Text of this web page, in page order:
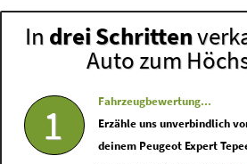
In drei Schritten
Auto zum
1
Fahrzeugbewertung...
Erzähle uns unverbindlich
deinem Peugeot Expert